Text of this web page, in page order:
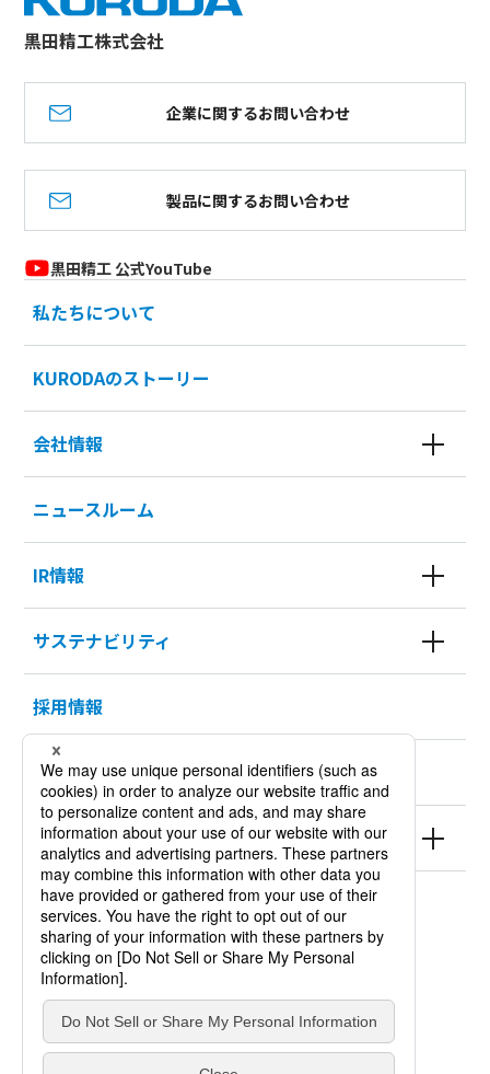
黒田精工株式会社
企業に関するお問い合わせ
製品に関するお問い合わせ
黒田精工 公式YouTube
私たちについて
KURODAのストーリー
会社情報
ニュースルーム
IR情報
サステナビリティ
採用情報
KURODA HISTORY 100
製品情報
サイトポリシー
個人情報保護方針
サイトマップ